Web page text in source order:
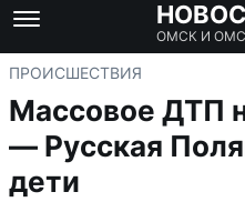
ОМСК И
ПРОИСШЕСТВИЯ
Массовое ДТП
— Русская
дети